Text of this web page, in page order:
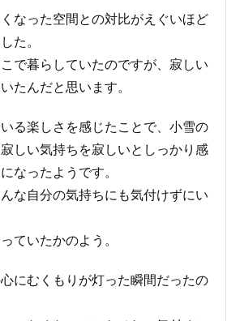
なった空間との対比がえぐいほど
た。
で暮らしていたのですが、寂しい
たんだと思います。
る楽しさを感じたことで、小雪の
しい気持ちを寂しいとしっかり感
なったようです。
な自分の気持ちにも気付けずにい
ていたかのよう。
にむくもりが灯った瞬間だったの